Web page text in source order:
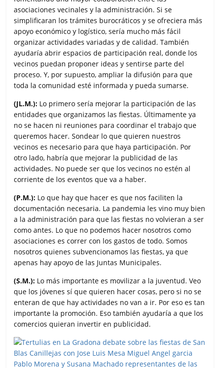
asociaciones vecinales y la administración. Si se
simplificaran los trámites burocráticos y se ofreciera más
apoyo económico y logístico, sería mucho más fácil
organizar actividades variadas y de calidad. También
ayudaría abrir espacios de participación real, donde los
vecinos puedan proponer ideas y sentirse parte del
proceso. Y, por supuesto, ampliar la difusión para que
toda la comunidad esté informada y pueda sumarse.
(JL.M.): Lo primero sería mejorar la participación de las
entidades que organizamos las fiestas. Últimamente ya
no se hacen ni reuniones para coordinar el trabajo que
queremos hacer. Sondear lo que quieren nuestros
vecinos es necesario para que haya participación. Por
otro lado, habría que mejorar la publicidad de las
actividades. No puede ser que los vecinos no estén al
corriente de los eventos que va a haber.
(P.M.): Lo que hay que hacer es que nos faciliten la
documentación necesaria. La pandemia les vino muy bien
a la administración para que las fiestas no volvieran a ser
como antes. Lo que no podemos hacer nosotros como
asociaciones es correr con los gastos de todo. Somos
nosotros quienes subvencionamos las fiestas, ya que
apenas hay apoyo de las Juntas Municipales.
(S.M.): Lo más importante es movilizar a la juventud. Veo
que los jóvenes sí que quieren hacer cosas, pero si no se
enteran de que hay actividades no van a ir. Por eso es tan
importante la promoción. Eso también ayudaría a que los
comercios quieran invertir en publicidad.